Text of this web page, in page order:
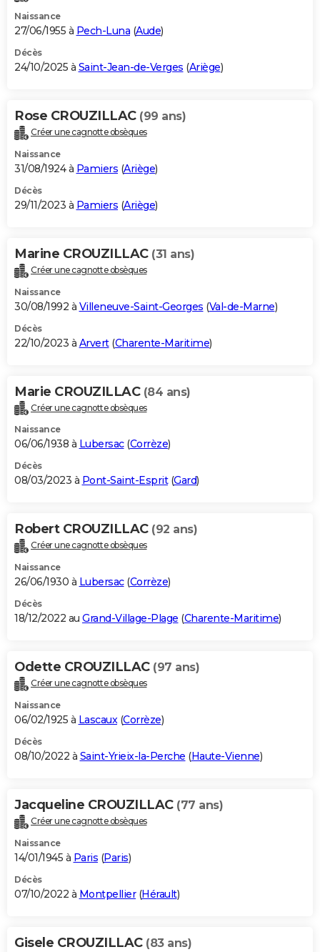
Dictionnaire
Biographies
Citations
Expressions
Proverbes
PROGRAMME TV
S'inscrire
Se connecter
Lycées
Collèges
Primaires
Universités
Entreprises
Service militaire
Avis de recherche
AVIS DE DÉCÈS
Bricolage
Lifestyle
Culture
Sport
Auto
Television
Voyage
Cinema
Naissance
27/06/1955 à Pech-Luna (Aude)
Décès
24/10/2025 à Saint-Jean-de-Verges (Ariège)
Rose CROUZILLAC (99 ans)
Créer une cagnotte obsèques
Naissance
31/08/1924 à Pamiers (Ariège)
Décès
29/11/2023 à Pamiers (Ariège)
Marine CROUZILLAC (31 ans)
Créer une cagnotte obsèques
Naissance
30/08/1992 à Villeneuve-Saint-Georges (Val-de-Marne)
Décès
22/10/2023 à Arvert(Charente-Maritime)
Marie CROUZILLAC (84 ans)
Créer une cagnotte obsèques
Naissance
06/06/1938 à Lubersac(Corrèze)
Décès
08/03/2023 à Pont-Saint-Esprit(Gard)
Robert CROUZILLAC (92 ans)
Créer une cagnotte obsèques
Naissance
26/06/1930 à Lubersac(Corrèze)
Décès
18/12/2022 au Grand-Village-Plage (Charente-Maritime)
Odette CROUZILLAC (97 ans)
Créer une cagnotte obsèques
Naissance
06/02/1925 à Lascaux(Corrèze)
Décès
08/10/2022 à Saint-Yrieix-la-Perche (Haute-Vienne)
Jacqueline CROUZILLAC (77 ans)
Créer une cagnotte obsèques
Naissance
14/01/1945 à Paris (Paris)
Décès
07/10/2022 à Montpellier(Hérault)
Gisele CROUZILLAC (83 ans)